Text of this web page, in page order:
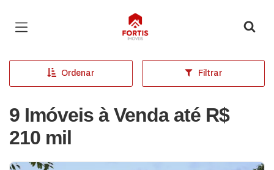
Página inicial
Ordenar Filtrar
9 Imóveis à Venda até R$
210 mil